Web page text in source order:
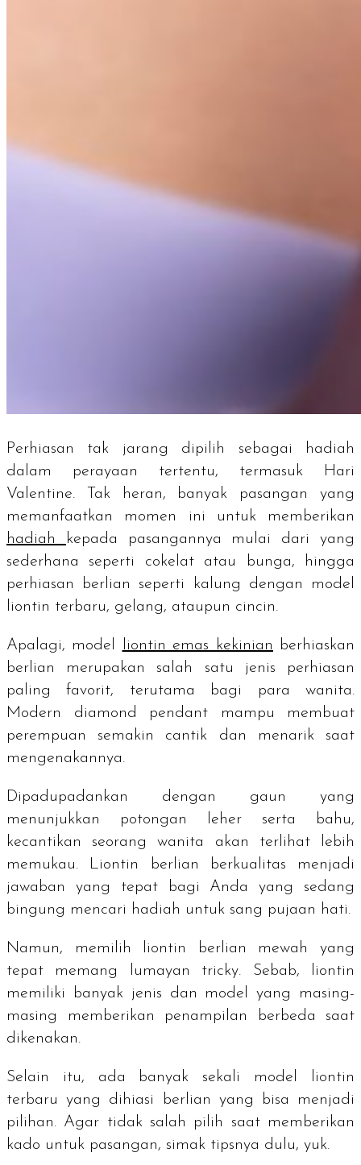
Perhiasan tak jarang dipilih sebagai hadiah
dalam perayaan tertentu, termasuk Hari
Valentine. Tak heran, banyak pasangan yang
memanfaatkan momen ini untuk memberikan
hadiah
kepada pasangannya mulai dari yang
sederhana seperti cokelat atau bunga, hingga
perhiasan berlian seperti kalung dengan model
liontin terbaru, gelang, ataupun cincin.
Apalagi, model liontin emas kekinian berhiaskan
berlian merupakan salah satu jenis perhiasan
paling favorit, terutama bagi para wanita.
Modern diamond pendant mampu membuat
perempuan semakin cantik dan menarik saat
mengenakannya.
Dipadupadankan dengan gaun yang
menunjukkan potongan leher serta bahu,
kecantikan seorang wanita akan terlihat lebih
memukau. Liontin berlian berkualitas menjadi
jawaban yang tepat bagi Anda yang sedang
bingung mencari hadiah untuk sang pujaan hati.
Namun, memilih liontin berlian mewah yang
tepat memang lumayan tricky. Sebab, liontin
memiliki banyak jenis dan model yang masing-
masing memberikan penampilan berbeda saat
dikenakan.
Selain itu, ada banyak sekali model liontin
terbaru yang dihiasi berlian yang bisa menjadi
pilihan. Agar tidak salah pilih saat memberikan
kado untuk pasangan, simak tipsnya dulu, yuk.